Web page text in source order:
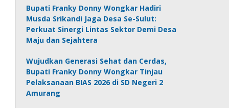
Bupati Franky Donny Wongkar Hadiri
Musda Srikandi Jaga Desa Se-Sulut:
Perkuat Sinergi Lintas Sektor Demi Desa
Maju dan Sejahtera
Wujudkan Generasi Sehat dan Cerdas,
Bupati Franky Donny Wongkar Tinjau
Pelaksanaan BIAS 2026 di SD Negeri 2
Amurang